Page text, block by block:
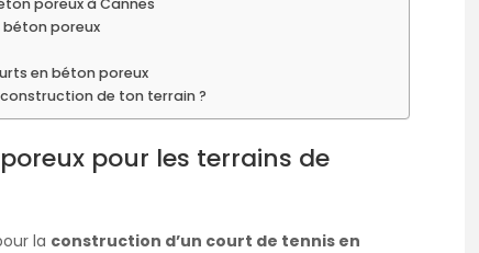
poreux à Cannes
béton poreux
en béton poreux
de ton terrain ?
pour les terrains de
la construction d’un court de tennis en